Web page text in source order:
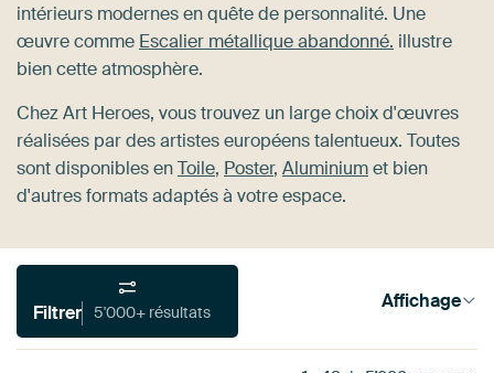
intérieurs modernes en quête de personnalité. Une
œuvre comme Escalier métallique abandonné. illustre
bien cette atmosphère.
Chez Art Heroes, vous trouvez un large choix d'œuvres
réalisées par des artistes européens talentueux. Toutes
sont disponibles enToile, Poster, Aluminiumet bien
d'autres formats adaptés à votre espace.
Filtrer 5'000+ résultats Affichage